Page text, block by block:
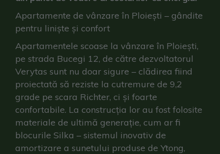
Apartamente de vânzare în Ploiești – gândite
pentru liniște și confort
Apartamentele scoase la vânzare în Ploiești,
pe strada Bucegi 12, de către dezvoltatorul
Verytas sunt nu doar sigure – clădirea fiind
proiectată să reziste la cutremure de 9,2
grade pe scara Richter, ci și foarte
confortabile. La construcția lor au fost folosite
materiale de ultimă generație, cum ar fi
blocurile Silka – sistemul inovativ de
amortizare a sunetului produse de Ytong,